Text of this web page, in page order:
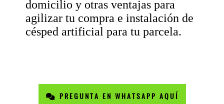
domicilio y otras ventajas para
agilizar tu compra e instalación de
césped artificial para tu parcela.
PREGUNTA EN WHATSAPP AQUÍ